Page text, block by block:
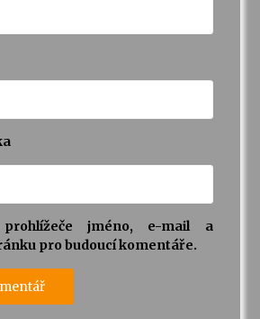
jméno, e-mail a
pro budoucí komentáře.